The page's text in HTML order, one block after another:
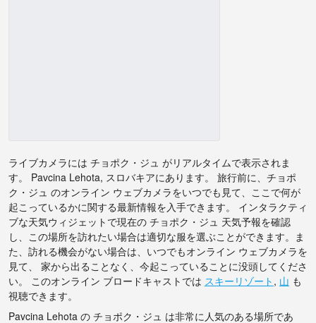
ライブカメラには チョポク・ジュ がリアルタイムで表示されま
す。 Pavcina Lehota, スロバキアにあります。 旅行前に、チョポ
ク・ジュ のオンライン ウェブカメラをいつでも見て、ここで何が
起こっているかに関する最新情報を入手できます。 インタラクティ
ブな天気ウィジェットで現在の チョポク・ジュ 天気予報を確認
し、この場所を訪れたい場合は適切な服を選ぶことができます。ま
た、訪れる機会がない場合は、いつでもオンライン ウェブカメラを
見て、 家から出ることなく、今起こっていることに没頭してくださ
い。 このオンライン ブロードキャストでは スキーリゾート , 山 も
視聴できます。
Pavcina Lehota の チョポク・ジュ は非常に人気のある場所であ